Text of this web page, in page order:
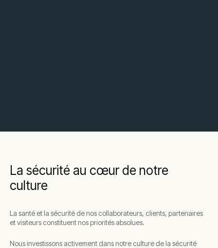
La sécurité au cœur de notre
culture
La santé et la sécurité de nos collaborateurs, clients, partenaires
et visiteurs constituent nos priorités absolues.
Nous investissons activement dans notre culture de la sécurité